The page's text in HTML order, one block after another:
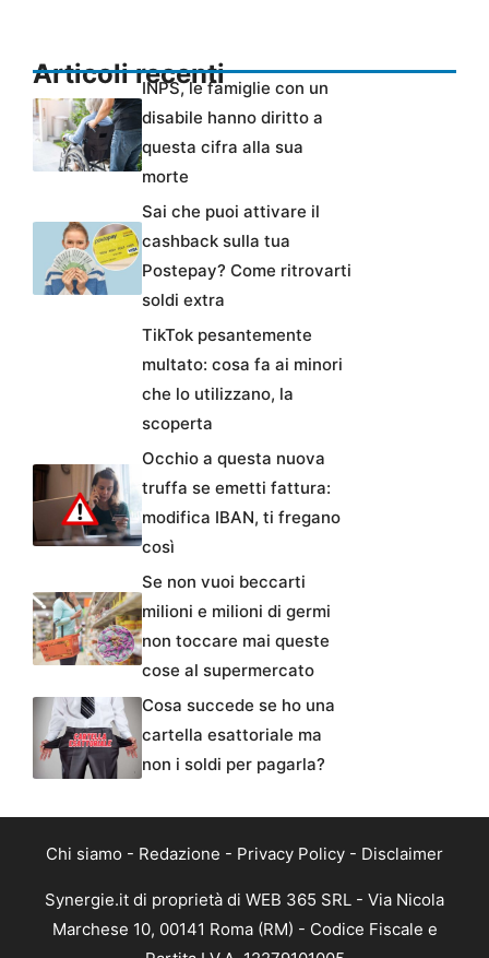
Articoli recentiINPS, le famiglie con un
disabile hanno diritto a
questa cifra alla sua
morte
Sai che puoi attivare il
cashback sulla tua
Postepay? Come ritrovarti
soldi extra
TikTok pesantemente
multato: cosa fa ai minori
che lo utilizzano, la
scoperta
Occhio a questa nuova
truffa se emetti fattura:
modifica IBAN, ti fregano
così
Se non vuoi beccarti
milioni e milioni di germi
non toccare mai queste
cose al supermercato
Cosa succede se ho una
cartella esattoriale ma
non i soldi per pagarla?
Chi siamo - Redazione - Privacy Policy - Disclaimer
Synergie.it di proprietà di WEB 365 SRL - Via Nicola
Marchese 10, 00141 Roma (RM) - Codice Fiscale e